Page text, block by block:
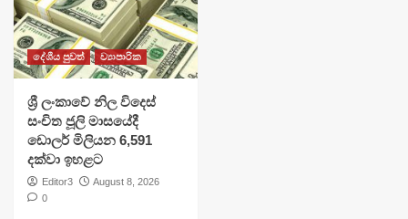
දේශීය පුවත් ව්‍යාපාරික
ශ්‍රී ලංකාවේ නිල විදෙස්
සංචිත ජූලි මාසයේදී
ඩොලර් මිලියන 6,591
දක්වා ඉහළට
Editor3
August 8, 2026
0